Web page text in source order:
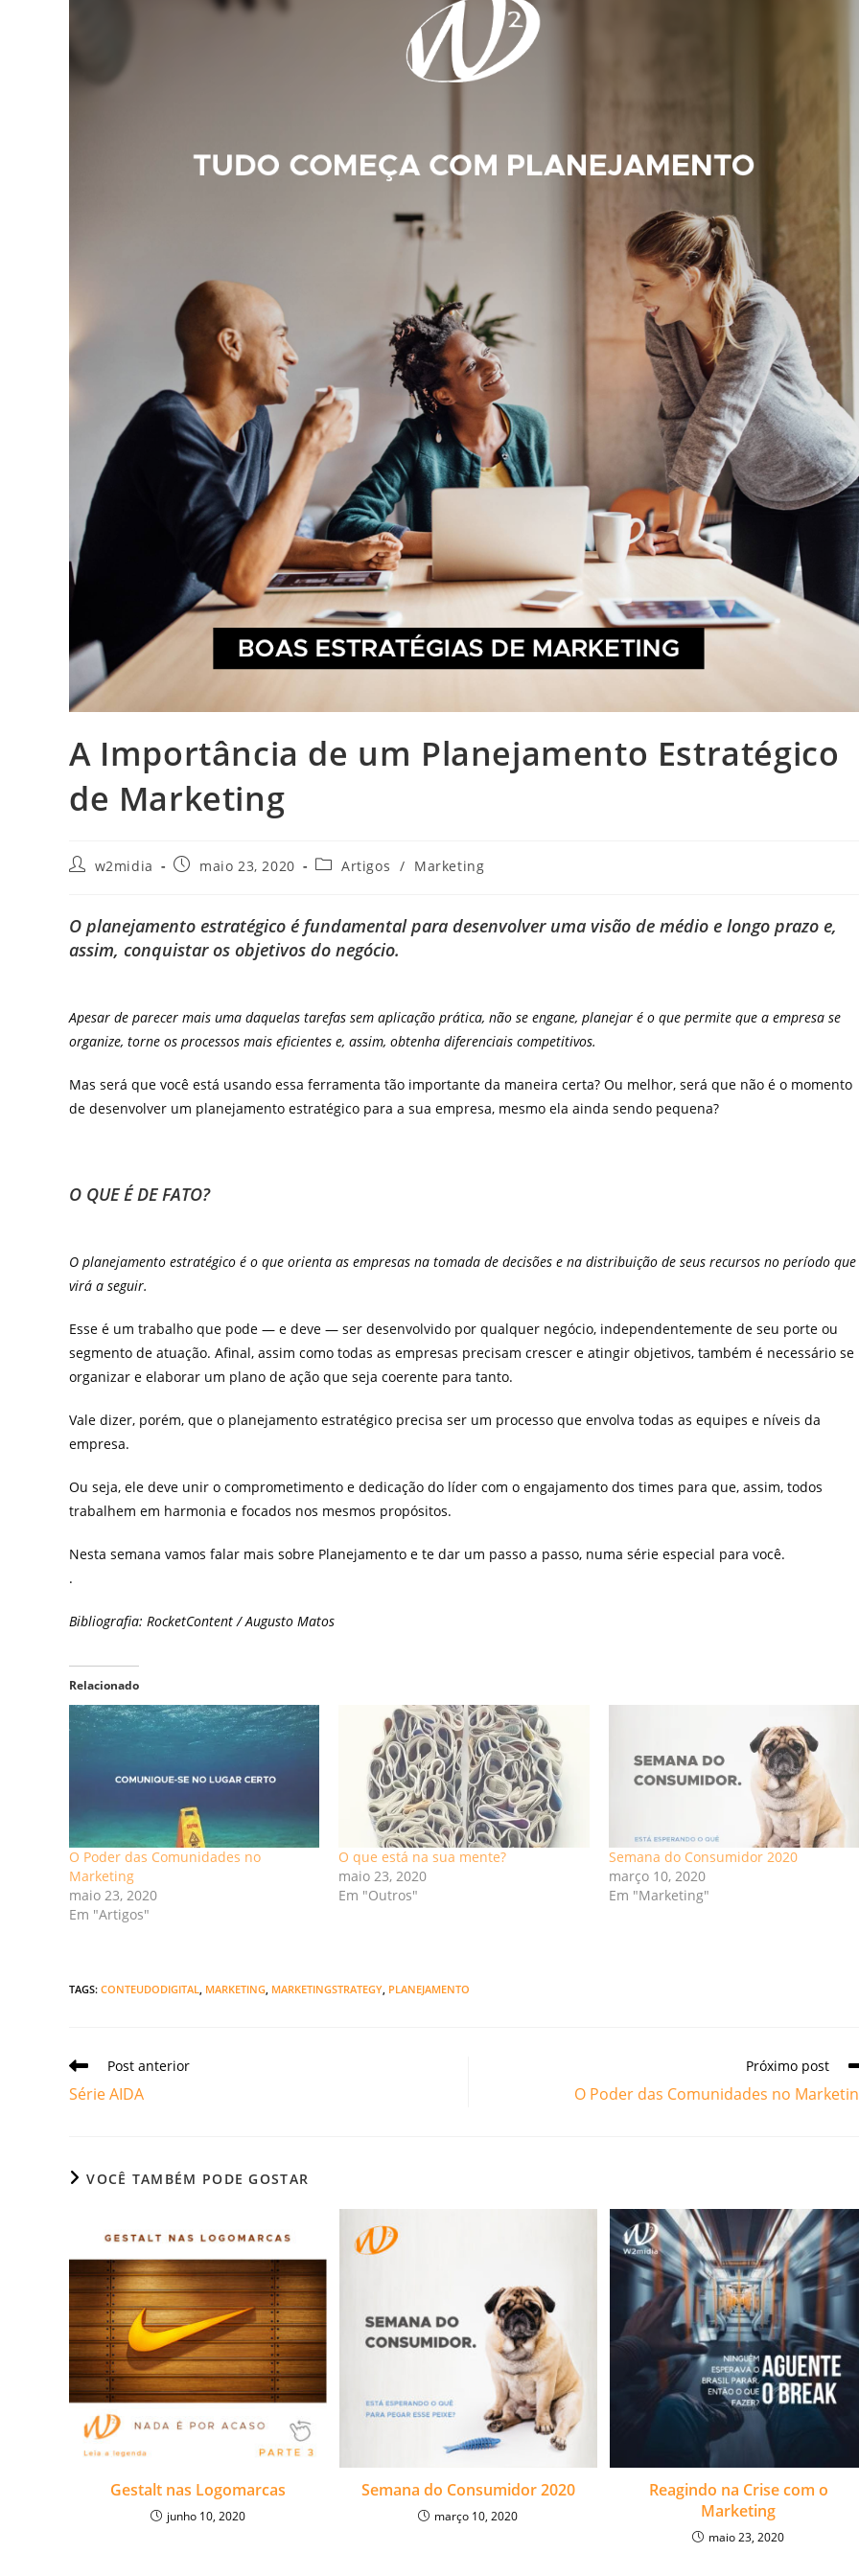
A Importância de um Planejamento Estratégico
de Marketing
Autorw2midia
Postmaio 23, 2020
Categoria
Artigos / Marketing
O planejamento estratégico é fundamental para desenvolver uma visão de médio e longo prazo e,
assim, conquistar os objetivos do negócio.
Apesar de parecer mais uma daquelas tarefas sem aplicação prática, não se engane, planejar é o que permite que a empresa se
organize, torne os processos mais eficientes e, assim, obtenha diferenciais competitivos.
Mas será que você está usando essa ferramenta tão importante da maneira certa? Ou melhor, será que não é o momento
de desenvolver um planejamento estratégico para a sua empresa, mesmo ela ainda sendo pequena?
O QUE É DE FATO?
O planejamento estratégico é o que orienta as empresas na tomada de decisões e na distribuição de seus recursos no período que
virá a seguir.
Esse é um trabalho que pode — e deve — ser desenvolvido por qualquer negócio, independentemente de seu porte ou
segmento de atuação. Afinal, assim como todas as empresas precisam crescer e atingir objetivos, também é necessário se
organizar e elaborar um plano de ação que seja coerente para tanto.
Vale dizer, porém, que o planejamento estratégico precisa ser um processo que envolva todas as equipes e níveis da
empresa.
Ou seja, ele deve unir o comprometimento e dedicação do líder com o engajamento dos times para que, assim, todos
trabalhem em harmonia e focados nos mesmos propósitos.
Nesta semana vamos falar mais sobre Planejamento e te dar um passo a passo, numa série especial para você.
.
Bibliografia: RocketContent / Augusto Matos
Relacionado
O Poder das Comunidades no
Marketing
maio 23, 2020
Em "Artigos"
O que está na sua mente?
maio 23, 2020
Em "Outros"
Semana do Consumidor 2020
março 10, 2020
Em "Marketing"
TAGS: CONTEUDODIGITAL, MARKETING, MARKETINGSTRATEGY, PLANEJAMENTO
Leia
mais
artigos
Post anterior
Série AIDA
Próximo post
O Poder das Comunidades no
VOCÊ TAMBÉM PODE GOSTAR
Gestalt nas Logomarcas
junho 10, 2020
Semana do Consumidor 2020
março 10, 2020
Reagindo na Crise com o
Marketing
maio 23, 2020